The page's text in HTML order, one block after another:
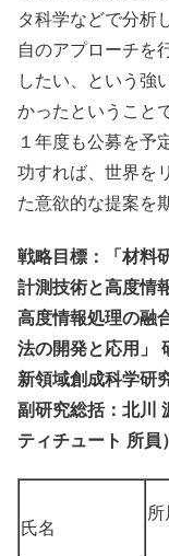
タ科学などで分析
自のアプローチを
したい、という強
かったということ
１年度も公募を予
功すれば、世界を
た意欲的な提案を
戦略目標：「材料
計測技術と高度情
高度情報処理の融
法の開発と応用」
新領域創成科学研
副研究総括：北川
ティチュート 所員）
氏名